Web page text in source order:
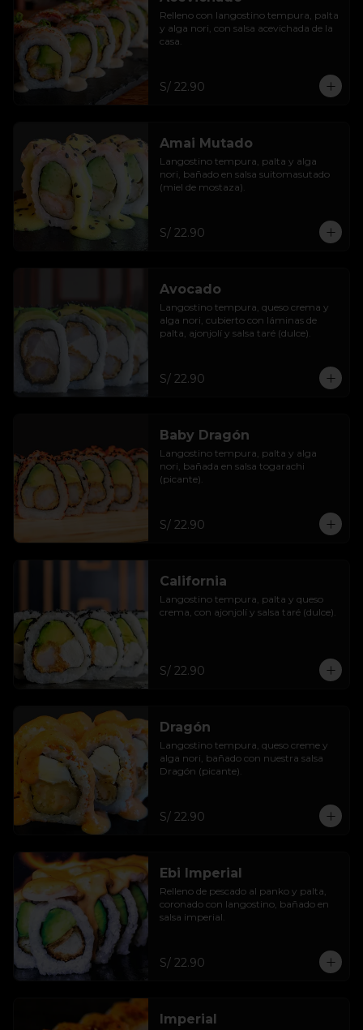
Relleno con langostino tempura, palta
y alga nori, con salsa acevichada de la
casa.
S/ 22.90
Amai Mutado
Langostino tempura, palta y alga
nori, bañado en salsa suitomasutado
(miel de mostaza).
S/ 22.90
Avocado
Langostino tempura, queso crema y
alga nori, cubierto con láminas de
palta, ajonjolí y salsa taré (dulce).
S/ 22.90
Baby Dragón
Langostino tempura, palta y alga
nori, bañada en salsa togarachi
(picante).
S/ 22.90
California
Langostino tempura, palta y queso
crema, con ajonjolí y salsa taré (dulce).
S/ 22.90
Dragón
Langostino tempura, queso creme y
alga nori, bañado con nuestra salsa
Dragón (picante).
S/ 22.90
Ebi Imperial
Relleno de pescado al panko y palta,
coronado con langostino, bañado en
salsa imperial.
S/ 22.90
Imperial